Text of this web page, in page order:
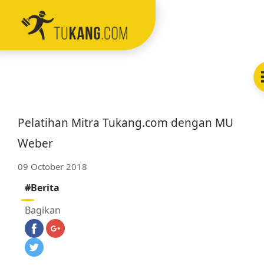
Menu
Testimoni
Blog
Pelatihan Mitra Tukang.com dengan MU
Weber
09 October 2018
#Berita
Bagikan